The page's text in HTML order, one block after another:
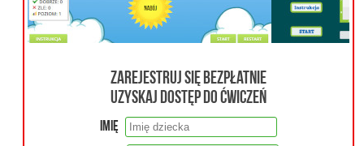
Zarejestruj się bezpłatnie
uzyskaj dostęp do ćwiczeń
Imię